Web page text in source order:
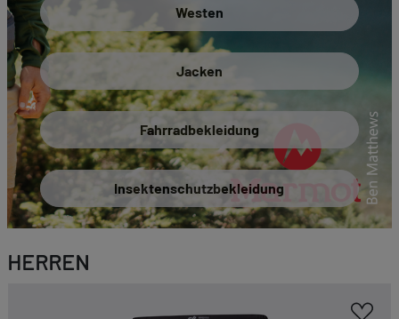
Westen
Jacken
Fahrradbekleidung
Insektenschutzbekleidung
HERREN